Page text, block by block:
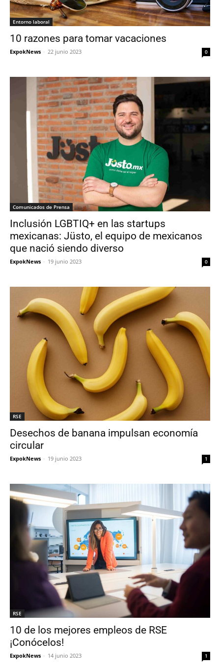
Entorno laboral
10 razones para tomar vacaciones
ExpokNews - 22 junio 2023 0
Comunicados de Prensa
Inclusión LGBTIQ+ en las startups
mexicanas: Jüsto, el equipo de mexicanos
que nació siendo diverso
ExpokNews - 19 junio 2023 0
RSE
Desechos de banana impulsan economía
circular
ExpokNews - 19 junio 2023 1
RSE
10 de los mejores empleos de RSE
¡Conócelos!
ExpokNews - 14 junio 2023 1